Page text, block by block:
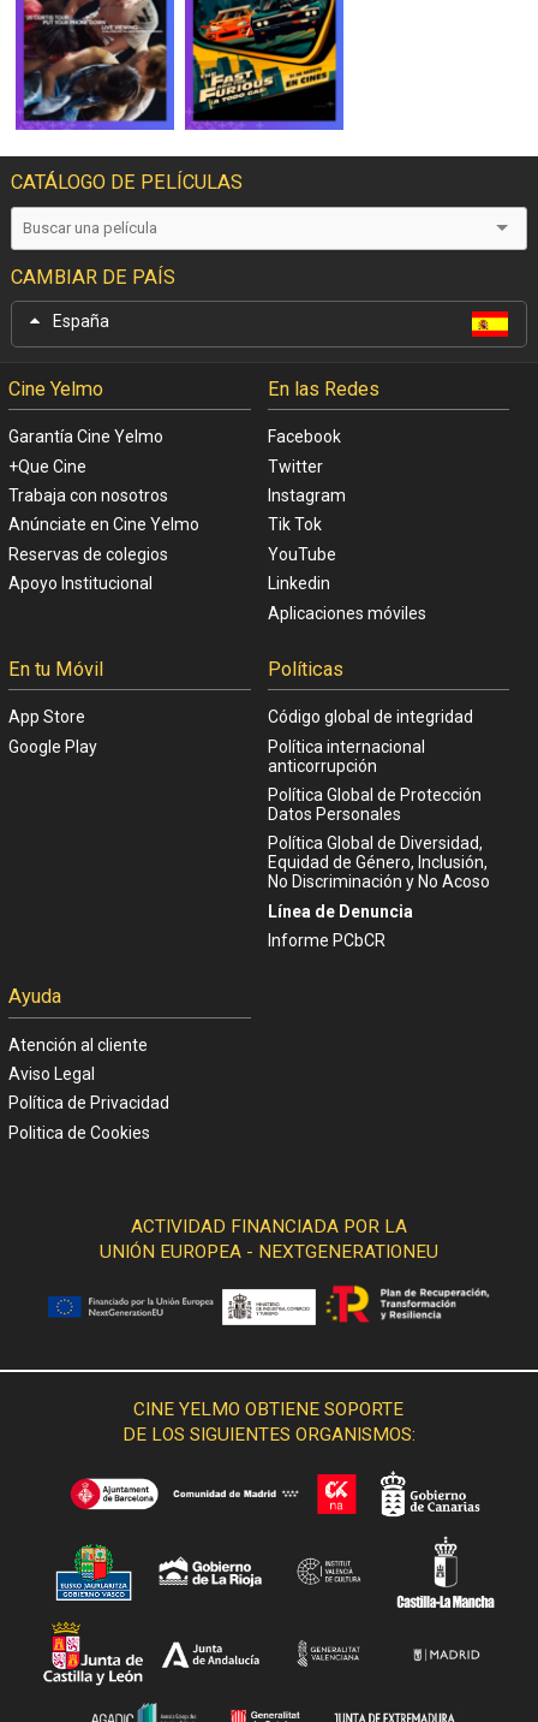
CATÁLOGO DE PELÍCULAS
CAMBIAR DE PAÍS
España
Cine Yelmo
Garantía Cine Yelmo
+Que Cine
Trabaja con nosotros
Anúnciate en Cine Yelmo
Reservas de colegios
Apoyo Institucional
En las Redes
Facebook
Twitter
Instagram
Tik Tok
YouTube
Linkedin
Aplicaciones móviles
En tu Móvil
App Store
Google Play
Políticas
Código global de integridad
Política internacional
anticorrupción
Política Global de Protección
Datos Personales
Política Global de Diversidad,
Equidad de Género, Inclusión,
No Discriminación y No Acoso
Línea de Denuncia
Informe PCbCR
Ayuda
Atención al cliente
Aviso Legal
Política de Privacidad
Politica de Cookies
ACTIVIDAD FINANCIADA POR LA
UNIÓN EUROPEA - NEXTGENERATIONEU
CINE YELMO OBTIENE SOPORTE
DE LOS SIGUIENTES ORGANISMOS: